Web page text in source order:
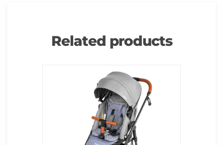
Related products